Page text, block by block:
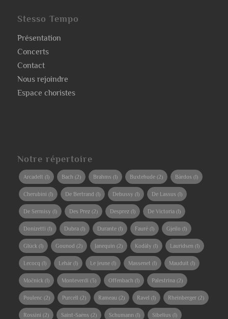
Stesso Tempo
Présentation
Concerts
Contact
Nous rejoindre
Espace choristes
Notre répertoire
Arcadelt (1) Bach (2) Brahms(1) Buxtehude(2) Bàrdos(1)
Cherubini (1) De Bertrand (1) Debussy (1) De Lassus(1)
De Sermisy (1) Des Prez(2) Desprez(1) De Victoria(1)
Donizetti (1) Dubra(1) Durante(1) Fauré(1) Gjeilo (1)
Glück(1) Gounod (2) Janequin (2) Kodàly (1) Lauridsen (1)
Lecocq (1) Lehár(1) Le Jeune(1) Massenet (1) Mauduit (1)
Močnick(1) Monteverdi (3) Offenbach (1) Palestrina(2)
Poulenc(2) Purcell (2) Rameau (2) Ravel (1) Rheinberger(2)
Rossini (2) Saint-Saëns(2) Schumann (1) Sibelius(1)